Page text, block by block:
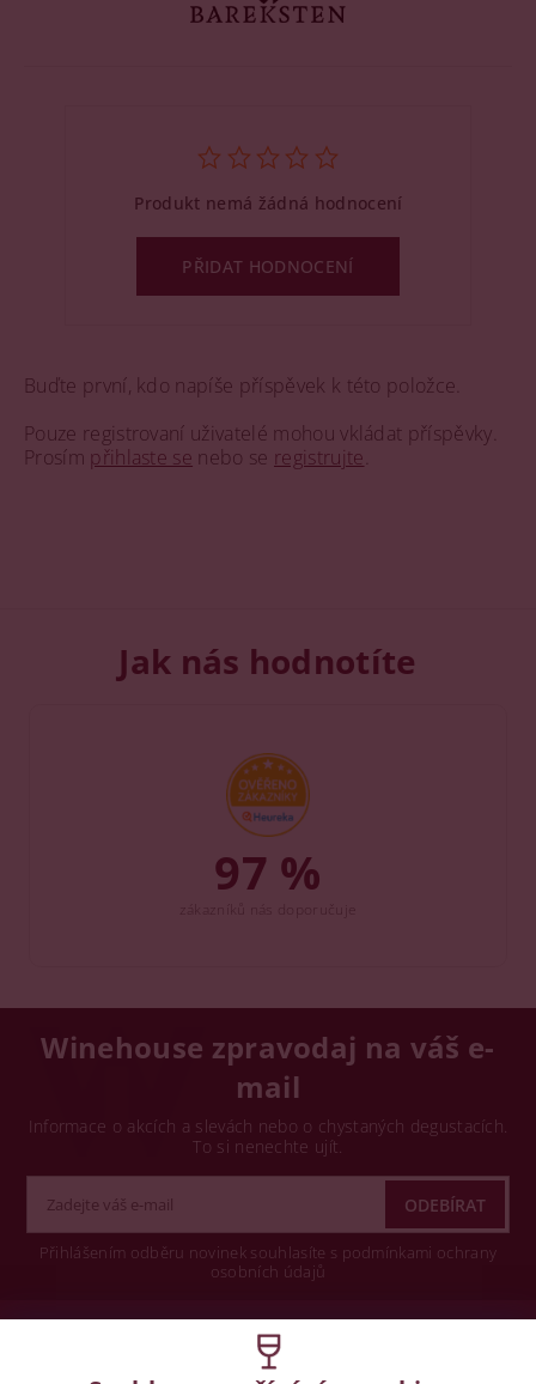
Buďte první, kdo napíše příspěvek k této položce.
Pouze registrovaní uživatelé mohou vkládat příspěvky.
Prosím přihlaste se nebo se registrujte
Produkt nemá žádná hodnocení
PŘIDAT HODNOCENÍ
Jak nás hodnotíte
97 %
Winehouse zpravodaj na váš e-
mail
Informace o akcích a slevách nebo o chystaných degustacích.
To si nenechte ujít.
Přihlášením odběru novinek souhlasíte s podmínkami ochrany
osobních údajů